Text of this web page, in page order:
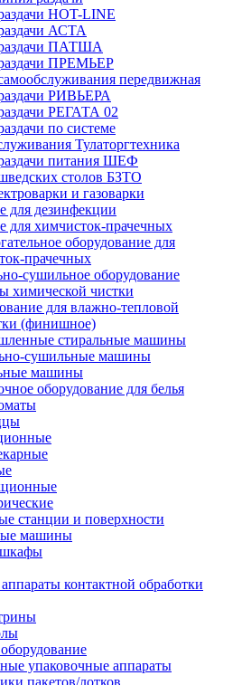
HOT-LINE
АСТА
ПАТША
ПРЕМЬЕР
передвижная
РИВЬЕРА
РЕГАТА 02
по системе
Тулаторгтехника
питания ШЕФ
столов БЗТО
и газоварки
для дезинфекции
для химчисток-прачечных
оборудование для
прачечных
сушильное оборудование
химической чистки
для влажно-тепловой
(финишное)
стиральные машины
сушильные машины
машины
оборудование для белья
станции и поверхности
машины
шкафы
контактной обработки
упаковочные аппараты
пакетов/лотков